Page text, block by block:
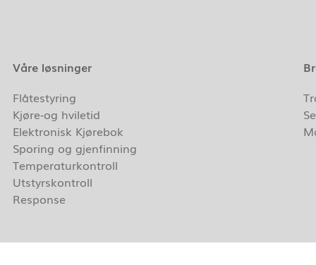
Våre løsninger
Flåtestyring
Kjøre-og hviletid
Elektronisk Kjørebok
Sporing og gjenfinning
Temperaturkontroll
Utstyrskontroll
Response